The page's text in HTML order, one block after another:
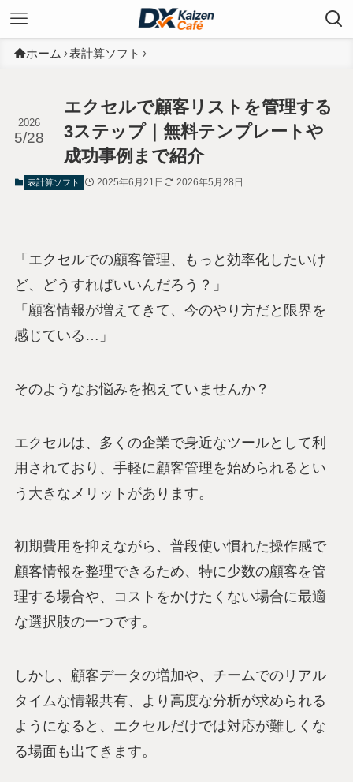
ホーム 表計算ソフト
エクセルで顧客リストを管理する
3ステップ｜無料テンプレートや
成功事例まで紹介
2026
5/28
表計算ソフト 2025年6月21日 2026年5月28日
「エクセルでの顧客管理、もっと効率化したいけ
ど、どうすればいいんだろう？」
「顧客情報が増えてきて、今のやり方だと限界を
感じている…」
そのようなお悩みを抱えていませんか？
エクセルは、多くの企業で身近なツールとして利
用されており、手軽に顧客管理を始められるとい
う大きなメリットがあります。
初期費用を抑えながら、普段使い慣れた操作感で
顧客情報を整理できるため、特に少数の顧客を管
理する場合や、コストをかけたくない場合に最適
な選択肢の一つです。
しかし、顧客データの増加や、チームでのリアル
タイムな情報共有、より高度な分析が求められる
ようになると、エクセルだけでは対応が難しくな
る場面も出てきます。